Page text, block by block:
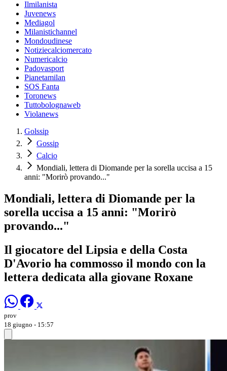
Ilmilanista
Juvenews
Mediagol
Milanistichannel
Mondoudinese
Notiziecalciomercato
Numericalcio
Padovasport
Pianetamilan
SOS Fanta
Toronews
Tuttobolognaweb
Violanews
Golssip
Gossip
Calcio
Mondiali, lettera di Diomande per la sorella uccisa a 15
anni: "Morirò provando..."
Mondiali, lettera di Diomande per la
sorella uccisa a 15 anni: "Morirò
provando..."
Il giocatore del Lipsia e della Costa
D'Avorio ha commosso il mondo con la
lettera dedicata alla giovane Roxane
prov
18 giugno - 15:57